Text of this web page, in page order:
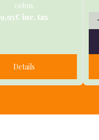
coton.
9,95€ inc. tax
Details